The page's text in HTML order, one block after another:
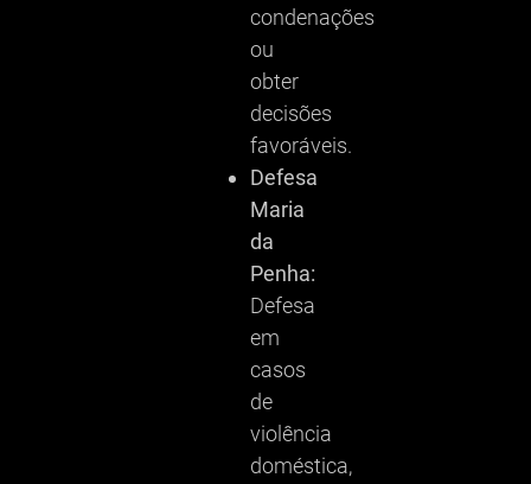
condenações
ou
obter
decisões
favoráveis.
Defesa
Maria
da
Penha:
Defesa
em
casos
de
violência
doméstica,